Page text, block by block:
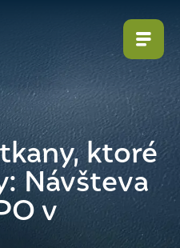
ktoré
Návšteva
v